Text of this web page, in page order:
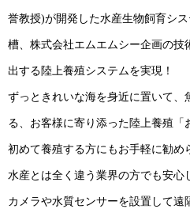
誉教授)が開発した水産生物飼育シ
槽、株式会社エムエムシー企画の技
出する陸上養殖システムを実現！
ずっときれいな海を身近に置いて、
る、お客様に寄り添った陸上養殖「
初めて養殖する方にもお手軽に勧め
水産とは全く違う業界の方でも安心
カメラや水質センサーを設置して